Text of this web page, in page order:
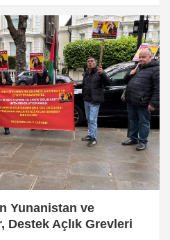
Yunanistan ve
Destek Açlık Grevleri